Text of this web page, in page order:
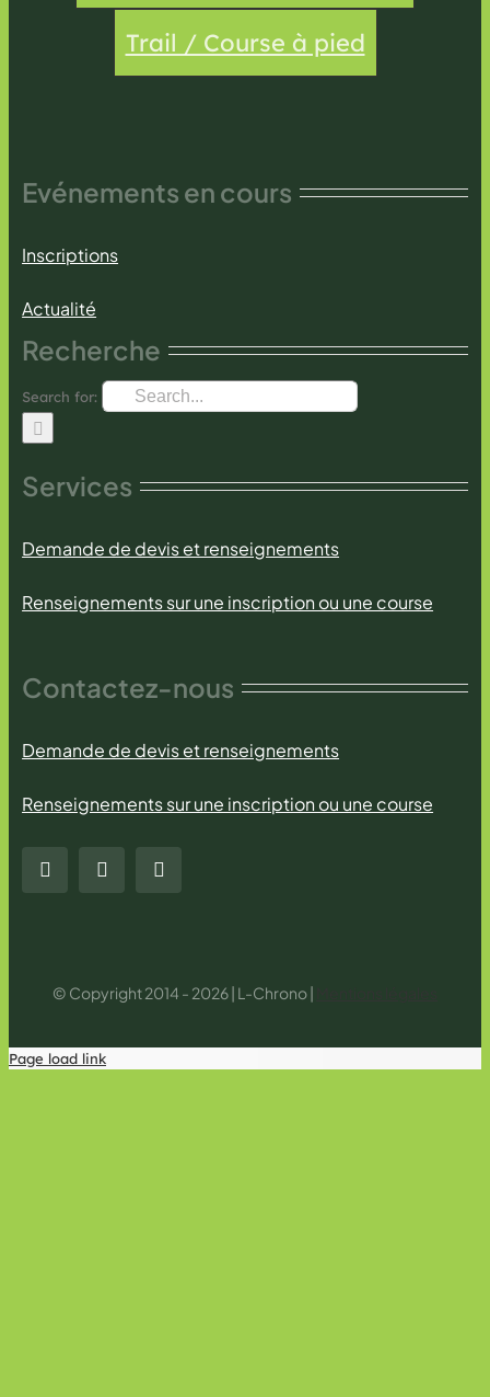
Trail / Course à pied
Evénements en cours
Inscriptions
Actualité
Recherche
Search for:
Services
Demande de devis et renseignements
Renseignements sur une inscription ou une course
Contactez-nous
Demande de devis et renseignements
Renseignements sur une inscription ou une course
© Copyright 2014 - 2026 | L-Chrono |
Page load link